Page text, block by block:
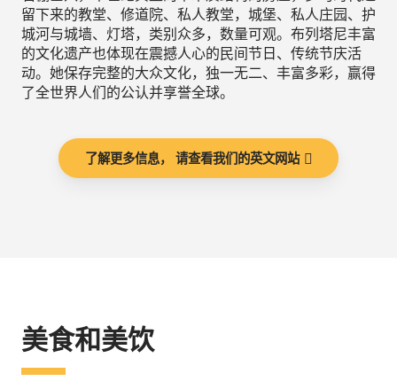
留下来的教堂、修道院、私人教堂，城堡、私人庄园、护
城河与城墙、灯塔，类别众多，数量可观。布列塔尼丰富
的文化遗产也体现在震撼人心的民间节日、传统节庆活
动。她保存完整的大众文化，独一无二、丰富多彩，赢得
了全世界人们的公认并享誉全球。
了解更多信息， 请查看我们的英文网站
美食和美饮